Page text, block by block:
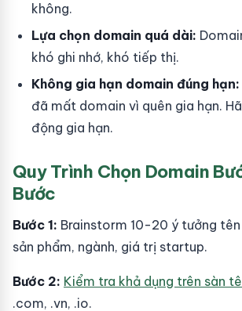
không.
Lựa chọn domain quá dài:
khó ghi nhớ, khó tiếp thị.
Không gia hạn domain đúng hạn:
đã mất domain vì quên gia hạn.
động gia hạn.
Quy Trình Chọn Domain
Bước
Bước 1: Brainstorm 10-20 ý tưởng
sản phẩm, ngành, giá trị startup.
Bước 2: Kiểm tra khả dụng trên sàn
.com, .vn, .io.